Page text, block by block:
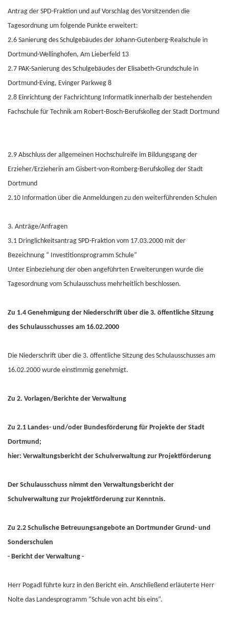
Antrag der SPD-Fraktion und auf Vorschlag des Vorsitzenden die
Tagesordnung um folgende Punkte erweitert:
2.6 Sanierung des Schulgebäudes der Johann-Gutenberg-Realschule in
Dortmund-Wellinghofen, Am Lieberfeld 13
2.7 PAK-Sanierung des Schulgebäudes der Elisabeth-Grundschule in
Dortmund-Eving, Evinger Parkweg 8
2.8 Einrichtung der Fachrichtung Informatik innerhalb der bestehenden
Fachschule für Technik am Robert-Bosch-Berufskolleg der Stadt Dortmund
2.9 Abschluss der allgemeinen Hochschulreife im Bildungsgang der
Erzieher/Erzieherin am Gisbert-von-Romberg-Berufskolleg der Stadt
Dortmund
2.10 Information über die Anmeldungen zu den weiterführenden Schulen
3. Anträge/Anfragen
3.1 Dringlichkeitsantrag SPD-Fraktion vom 17.03.2000 mit der
Bezeichnung “ Investitionsprogramm Schule”
Unter Einbeziehung der oben angeführten Erweiterungen wurde die
Tagesordnung vom Schulausschuss mehrheitlich beschlossen.
Zu 1.4 Genehmigung der Niederschrift über die 3. öffentliche Sitzung
des Schulausschusses am 16.02.2000
Die Niederschrift über die 3. öffentliche Sitzung des Schulausschusses am
16.02.2000 wurde einstimmig genehmigt.
Zu 2. Vorlagen/Berichte der Verwaltung
Zu 2.1 Landes- und/oder Bundesförderung für Projekte der Stadt
Dortmund;
hier: Verwaltungsbericht der Schulverwaltung zur Projektförderung
Der Schulausschuss nimmt den Verwaltungsbericht der
Schulverwaltung zur Projektförderung zur Kenntnis.
Zu 2.2 Schulische Betreuungsangebote an Dortmunder Grund- und
Sonderschulen
- Bericht der Verwaltung -
Herr Pogadl führte kurz in den Bericht ein. Anschließend erläuterte Herr
Nolte das Landesprogramm “Schule von acht bis eins”.